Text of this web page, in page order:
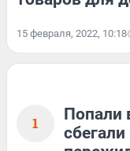
15 февраля, 2022, 10:18
1
Попали